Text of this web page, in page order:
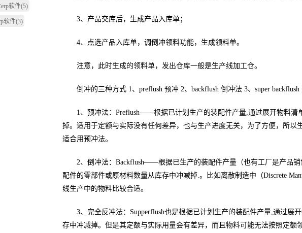
3、产品交库后，生成产品入库单；
4、点选产品入库单，调倒冲领料功能，生成领料单。
注意，此时生成的领料单，发出仓库一般是生产线加工仓。
倒冲的三种方式 1、preflush 预冲 2、backflush 倒冲法 3、super backflush
1、预冲法：Preflush——根据已计划生产的装配件产量,通过展开物料清
掉。适用于定额与实际没有任何差异，也与生产进度无关，为了方便，所
适合用预冲法。
2、倒冲法：Backflush——根据已生产的装配件产量（也有工厂是产品销
配件的零部件或原材料数量从库存中冲减掉.。比如离散制造中（Discrete
线生产中的物料比较合适。
3、完全反冲法：Supperflush也是根据已计划生产的装配件产量,通过展
存中冲减掉。但是其定额与实际用量会有差异，而且物料可能无法按照定额
软件(5)
软件(3)